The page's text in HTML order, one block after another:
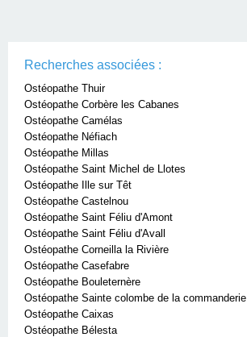
Recherches associées :
Ostéopathe Thuir
Ostéopathe Corbère les Cabanes
Ostéopathe Camélas
Ostéopathe Néfiach
Ostéopathe Millas
Ostéopathe Saint Michel de Llotes
Ostéopathe Ille sur Têt
Ostéopathe Castelnou
Ostéopathe Saint Féliu d'Amont
Ostéopathe Saint Féliu d'Avall
Ostéopathe Corneilla la Rivière
Ostéopathe Casefabre
Ostéopathe Bouleternère
Ostéopathe Sainte colombe de la commanderie
Ostéopathe Caixas
Ostéopathe Bélesta